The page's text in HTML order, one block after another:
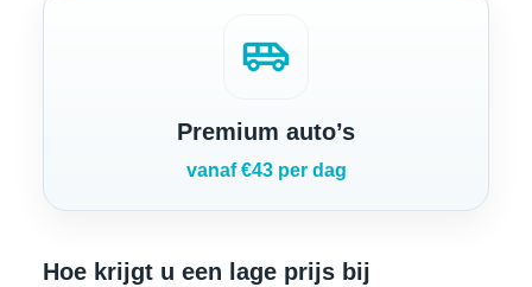
airport_shuttle
Premium auto’s
vanaf €43 per dag
Hoe krijgt u een lage prijs bij